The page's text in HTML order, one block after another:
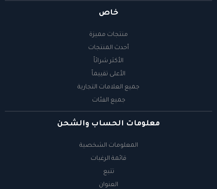
خاص
منتجات مميزة
أحدث المنتجات
الأكثر شرائاً
الأعلى تقييماً
جميع العلامات التجارية
جميع الفئات
معلومات الحساب والشحن
المعلومات الشخصية
قائمة الرغبات
تتبع
العنوان